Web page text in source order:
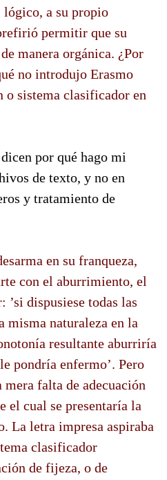
a su propio
permitir que su
manera orgánica. ¿Por
no introdujo Erasmo
o sistema clasificador en
por qué hago mi
de texto, y no en
y tratamiento de
en su franqueza,
con el aburrimiento, el
’si dispusiese todas las
misma naturaleza en la
resultante aburriría
pondría enfermo’. Pero
mera falta de adecuación
el cual se presentaría la
La letra impresa aspiraba
clasificador
de fijeza, o de